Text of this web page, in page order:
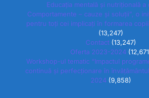
Educația mentală și nutrițională a
Comportamente – cauze și soluții”, o
pentru toți cei implicați în formarea
(13,247)
Contact (13,247)
Oferta 2023-2024
Workshop-ul tematic “Impactul
continuă și perfecționare în
2024 (9,858)